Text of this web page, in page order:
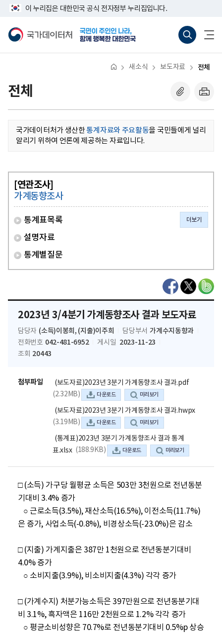
뛰
이 누리집은 대한민국 공식 전자정부 누리집입니다.
터
바
(새
기)
열
새소식 보도자료 전체
전체
국가데이터처가 생산한통계자료와 주요활동을 국민들에게 널리
알리기 위하여 언론에 제공하는 자료입니다.
[연관조사]
가계동향조사
통계표목록
설명자료
통계별질문
더보기
2023년 3/4분기 가계동향조사 결과 보도자료
담당자 (소득)이봉희, (지출)이주희 담당부서 가계수지동향과
전화번호 042-481-6952 게시일 2023-11-23
조회 20443
첨부파일
(보도자료)2023년 3분기 가계동향조사 결과.pdf
(2.32MB)
다운로드 미리보기
(보도자료)2023년 3분기 가계동향조사 결과.hwpx
(3.19MB)
다운로드 미리보기
(통계표)2023년 3분기 가계동향조사 결과 통계
표.xlsx (188.9KB) 다운로드 미리보기
□ (소득) 가구당 월평균 소득은 503만 3천원으로 전년동분
기대비 3.4% 증가
은 증가, 사업소득(-0.8%), 비경상소득(-23.0%)은 감소
□ (지출) 가계지출은 387만 1천원으로 전년동분기대비
4.0% 증가
   ○ 소비지출(3.9%), 비소비지출(4.3%) 각각 증가
□ (가계수지) 처분가능소득은 397만원으로 전년동분기대
비 3.1%, 흑자액은 116만 2천원으로 1.2% 각각 증가
   ○ 평균소비성향은 70.7%로 전년동분기대비 0.5%p 상승